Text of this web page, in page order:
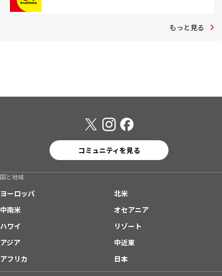
もっと見る
コミュニティを見る
国と地域
ヨーロッパ
北米
中南米
オセアニア
ハワイ
リゾート
アジア
中近東
アフリカ
日本